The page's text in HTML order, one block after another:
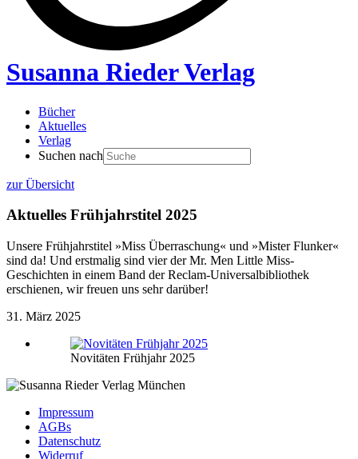
Susanna Rieder Verlag
Bücher
Aktuelles
Verlag
Suchen nach
zur Übersicht
Aktuelles Frühjahrstitel 2025
Unsere Frühjahrstitel »Miss Überraschung« und »Mister Flunker«
sind da! Und erstmalig sind vier der Mr. Men Little Miss-
Geschichten in einem Band der Reclam-Universalbibliothek
erschienen, wir freuen uns sehr darüber!
31. März 2025
Novitäten Frühjahr 2025
Impressum
AGBs
Datenschutz
Widerruf